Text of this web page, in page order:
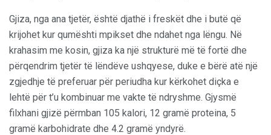
Gjiza, nga ana tjetër, është djathë i freskët dhe i butë që
krijohet kur qumështi mpikset dhe ndahet nga lëngu. Në
krahasim me kosin, gjiza ka një strukturë më të fortë dhe
përqendrim tjetër të lëndëve ushqyese, duke e bërë atë një
zgjedhje të preferuar për periudha kur kërkohet diçka e
lehtë për t’u kombinuar me vakte të ndryshme. Gjysmë
filxhani gjizë përmban 105 kalori, 12 gramë proteina, 5
gramë karbohidrate dhe 4.2 gramë yndyrë.